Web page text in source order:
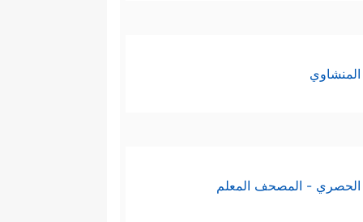
الحصري - المصحف المعلم